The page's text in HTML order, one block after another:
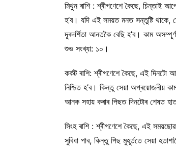
মিথুন ৰাশি : শ্ৰীগণেশে কৈছে, চিন্তাই
হ’ব। যদি এই সময়ত মনত সন্তুষ্টি থাকে,
দূৰদৰ্শিতা আনতকৈ বেছি হ’ব। কাম
শুভ সংখ্যা: ১০।
কৰ্কট ৰাশি: শ্ৰীগণেশে কৈছে, এই
নিশ্চিত হ’ব। কিন্তু সেয়া অপ্ৰয়োজনীয়
আনক সহায় কৰাৰ পিছত দিনটোৰ শেষত
সিংহ ৰাশি : শ্ৰীগণেশে কৈছে, এই
সুবিধা পাব, কিন্তু পিছ মুহূৰ্ততে সেয়া